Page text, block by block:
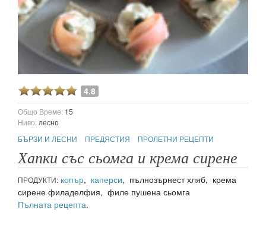
4.8
Общо Време: 15
Ниво: лесно
БЪРЗИ И ЛЕСНИ
ПРЕДЯСТИЯ ПРОЛЕТНИ РЕЦЕПТИ
Хапки със сьомга и крема сирене
ПРОДУКТИ: копър, каперси, пълнозърнест хляб, крема
сирене филаделфия, филе пушена сьомга
Пълната рецепта.